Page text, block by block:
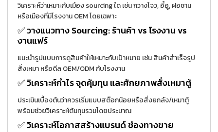
วิเคราะห์ว่าเหมาะกับเมือง sourcing ใด เช่น กวางโจว, อี้อู, ฝอซาน
หรือเมืองที่มีโรงงาน OEM โดยเฉพาะ
✅ วางแนวทาง Sourcing: ร้านค้า vs โรงงาน vs
งานแฟร์
แนะนำรูปแบบการดูสินค้าให้เหมาะกับเป้าหมาย เช่น สินค้าสำเร็จรูป
สั่งเหมา หรือดีล OEM/ODM กับโรงงาน
✅ วิเคราะห์กำไร จุดคุ้มทุน และศักยภาพสั่งเหมาตู้
ประเมินเบื้องต้นว่าควรเริ่มแบบสต๊อกน้อยหรือสั่งยกลัง/เหมาตู้
พร้อมช่วยวิเคราะห์ต้นทุนรวมโดยประมาณ
✅ วิเคราะห์โอกาสสร้างแบรนด์ ช่องทางขาย